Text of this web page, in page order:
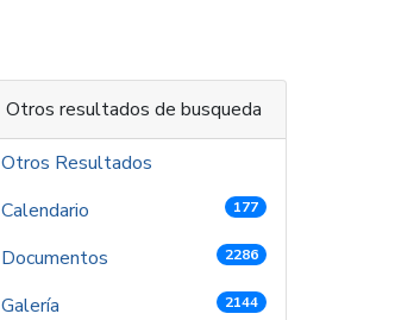
Otros resultados de busqueda
Otros Resultados
Calendario
177
Documentos 2286
Galería 2144